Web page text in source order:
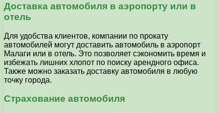
Доставка автомобиля в аэропорту или в
отель
Для удобства клиентов, компании по прокату
автомобилей могут доставить автомобиль в аэропорт
Малаги или в отель. Это позволяет сэкономить время и
избежать лишних хлопот по поиску арендного офиса.
Также можно заказать доставку автомобиля в любую
точку города.
Страхование автомобиля